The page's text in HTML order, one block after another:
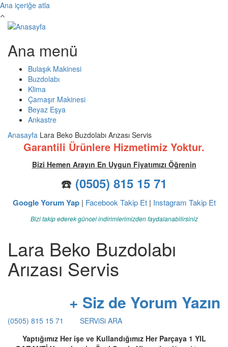
Ana içeriğe atla
Ana menü
Bulaşık Makinesi
Buzdolabı
Klima
Çamaşır Makinesi
Beyaz Eşya
Ankastre
Anasayfa Lara Beko Buzdolabı Arızası Servis
Garantili Ürünlere Hizmetimiz Yoktur.
Bizi Hemen Arayın En Uygun Fiyatımızı Öğrenin
☎️ (0505) 815 15 71
Google Yorum Yap| Facebook Takip Et| Instagram Takip Et
Bizi takip ederek güncel indirimlerimizden faydalanabilirsiniz
Lara Beko Buzdolabı
Arızası Servis
+ Siz de Yorum Yazın
(0505) 815 15 71
SERViSi ARA
Yaptığımız Her işe ve Kullandığımız Her Parçaya 1 YIL